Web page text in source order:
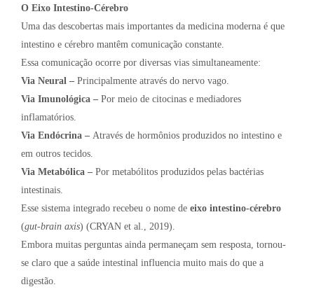
O Eixo Intestino-Cérebro
Uma das descobertas mais importantes da medicina moderna é que
intestino e cérebro mantêm comunicação constante.
Essa comunicação ocorre por diversas vias simultaneamente:
Via Neural – Principalmente através do nervo vago.
Via Imunológica – Por meio de citocinas e mediadores
inflamatórios.
Via Endócrina – Através de hormônios produzidos no intestino e
em outros tecidos.
Via Metabólica – Por metabólitos produzidos pelas bactérias
intestinais.
Esse sistema integrado recebeu o nome de eixo intestino-cérebro
(gut-brain axis) (CRYAN et al., 2019).
Embora muitas perguntas ainda permaneçam sem resposta, tornou-
se claro que a saúde intestinal influencia muito mais do que a
digestão.